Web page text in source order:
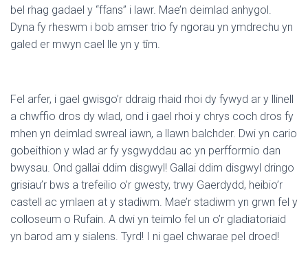
bel rhag gadael y “ffans” i lawr. Mae’n deimlad anhygol.
Dyna fy rheswm i bob amser trio fy ngorau yn ymdrechu yn
galed er mwyn cael lle yn y tîm.
Fel arfer, i gael gwisgo’r ddraig rhaid rhoi dy fywyd ar y llinell
a chwffio dros dy wlad, ond i gael rhoi y chrys coch dros fy
mhen yn deimlad swreal iawn, a llawn balchder. Dwi yn cario
gobeithion y wlad ar fy ysgwyddau ac yn perfformio dan
bwysau. Ond gallai ddim disgwyl! Gallai ddim disgwyl dringo
grisiau’r bws a trefeilio o’r gwesty, trwy Gaerdydd, heibio’r
castell ac ymlaen at y stadiwm. Mae’r stadiwm yn grwn fel y
colloseum o Rufain. A dwi yn teimlo fel un o’r gladiatoriaid
yn barod am y sialens. Tyrd! I ni gael chwarae pel droed!